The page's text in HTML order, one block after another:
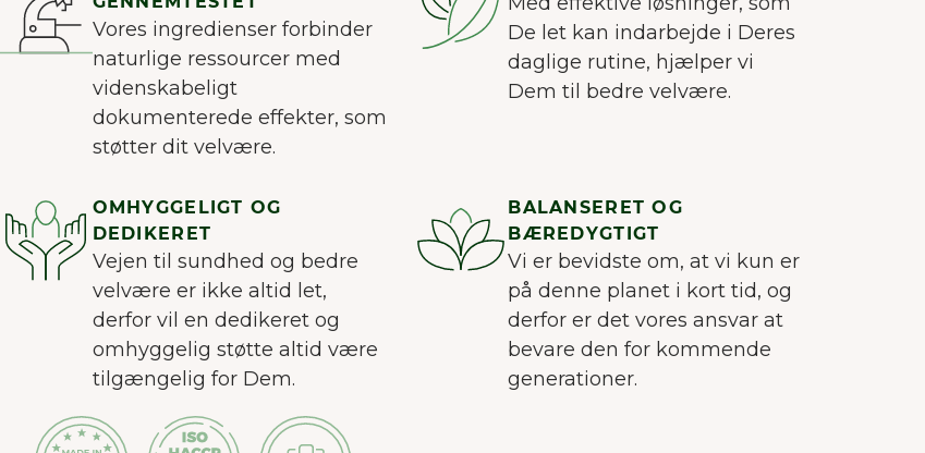
Vores ingredienser forbinder
naturlige ressourcer med
videnskabeligt
dokumenterede effekter, som
støtter dit velvære.
De let kan indarbejde i Deres
daglige rutine, hjælper vi
Dem til bedre velvære.
OMHYGGELIGT OG
DEDIKERET
Vejen til sundhed og bedre
velvære er ikke altid let,
derfor vil en dedikeret og
omhyggelig støtte altid være
tilgængelig for Dem.
BALANSERET OG
BÆREDYGTIGT
Vi er bevidste om, at vi kun er
på denne planet i kort tid, og
derfor er det vores ansvar at
bevare den for kommende
generationer.